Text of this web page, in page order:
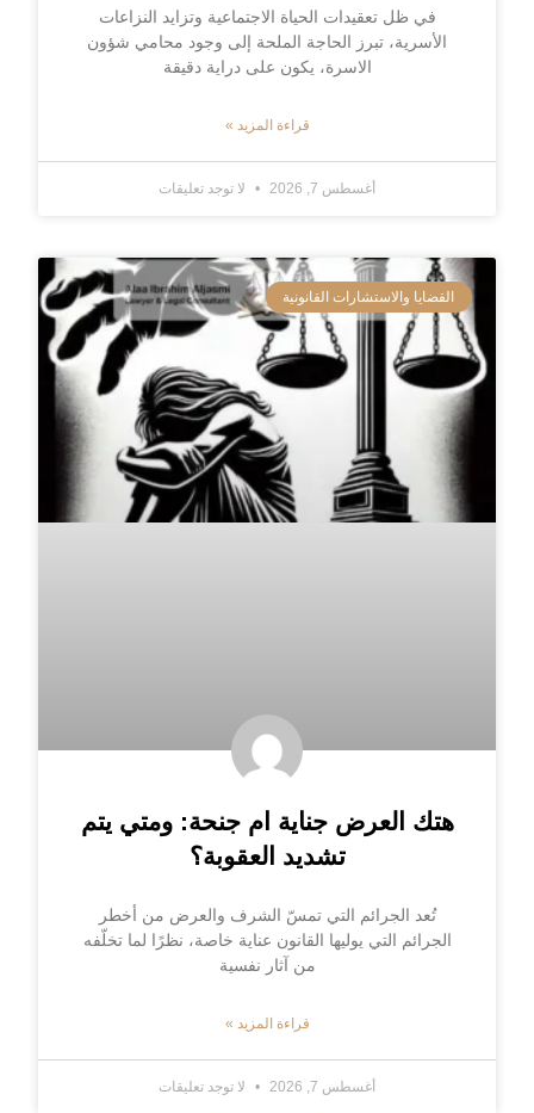
في ظل تعقيدات الحياة الاجتماعية وتزايد النزاعات
الأسرية، تبرز الحاجة الملحة إلى وجود محامي شؤون
الاسرة، يكون على دراية دقيقة
قراءة المزيد »
أغسطس 7, 2026 لا توجد تعليقات
القضايا والاستشارات القانونية
هتك العرض جناية ام جنحة: ومتي يتم
تشديد العقوبة؟
تُعد الجرائم التي تمسّ الشرف والعرض من أخطر
الجرائم التي يوليها القانون عناية خاصة، نظرًا لما تخلّفه
من آثار نفسية
قراءة المزيد »
أغسطس 7, 2026 لا توجد تعليقات